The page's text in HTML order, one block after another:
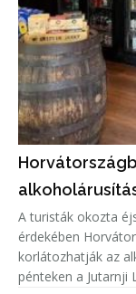
A turisták okozta
érdekében
korlátozhatják az
pénteken a Jutarnji